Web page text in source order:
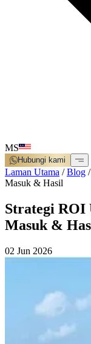
MS
Hubungi kami
Laman Utama /Blog /
Masuk & Hasil
Strategi ROI
Masuk &
02 Jun 2026